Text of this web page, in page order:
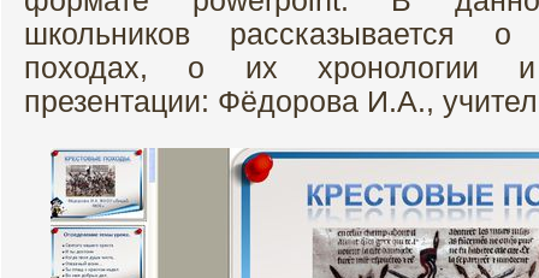
школьников рассказывается
походах, о их хронологии и
презентации: Фёдорова И.А.,